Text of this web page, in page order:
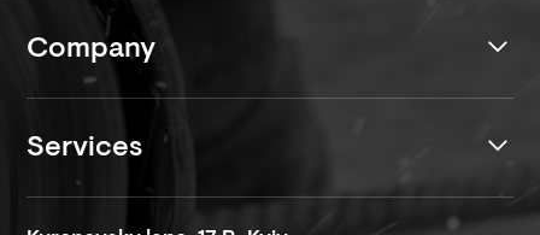
Company
Services